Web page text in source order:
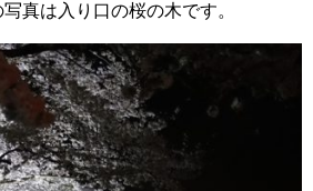
真は入り口の桜の木です。